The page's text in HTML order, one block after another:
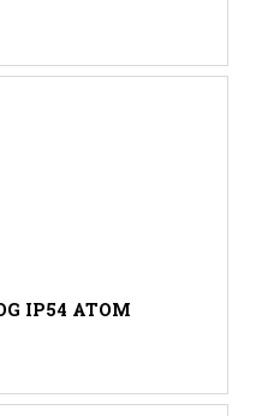
IP54 ATOM